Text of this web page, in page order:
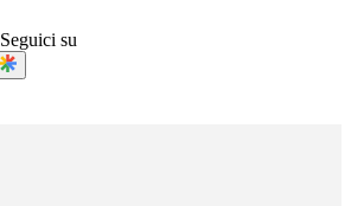
Seguici su